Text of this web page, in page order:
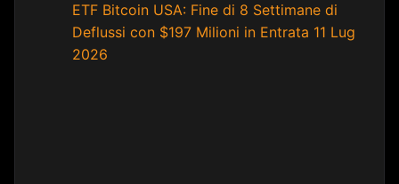
ETF Bitcoin USA: Fine di 8 Settimane di
Deflussi con $197 Milioni in Entrata 11 Lug
2026